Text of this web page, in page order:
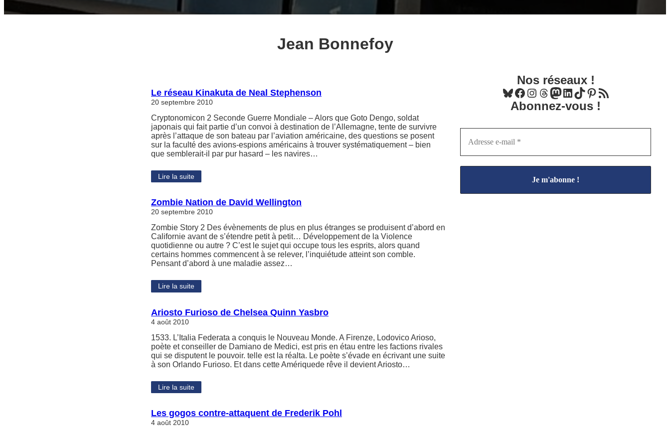
Jean Bonnefoy
Le réseau Kinakuta de Neal Stephenson
20 septembre 2010
Cryptonomicon 2 Seconde Guerre Mondiale – Alors que Goto Dengo, soldat
japonais qui fait partie d’un convoi à destination de l’Allemagne, tente de survivre
après l’attaque de son bateau par l’aviation américaine, des questions se posent
sur la faculté des avions-espions américains à trouver systématiquement – bien
que semblerait-il par pur hasard – les navires…
Lire la suite
Zombie Nation de David Wellington
20 septembre 2010
Zombie Story 2 Des évènements de plus en plus étranges se produisent d’abord en
Californie avant de s’étendre petit à petit… Développement de la Violence
quotidienne ou autre ? C’est le sujet qui occupe tous les esprits, alors quand
certains hommes commencent à se relever, l’inquiétude atteint son comble.
Pensant d’abord à une maladie assez…
Lire la suite
Ariosto Furioso de Chelsea Quinn Yasbro
4 août 2010
1533. L’Italia Federata a conquis le Nouveau Monde. A Firenze, Lodovico Arioso,
poète et conseiller de Damiano de Medici, est pris en étau entre les factions rivales
qui se disputent le pouvoir. telle est la réalta. Le poète s’évade en écrivant une suite
à son Orlando Furioso. Et dans cette Amériquede rêve il devient Ariosto…
Lire la suite
Les gogos contre-attaquent de Frederik Pohl
4 août 2010
Nos réseaux !
Bluesky Facebook Instagram Threads Mastodon LinkedIn TikTok Pinterest
Flux RSS
Abonnez-vous !